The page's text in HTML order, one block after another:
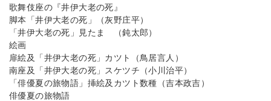
歌舞伎座の『井伊大老の死』
脚本「井伊大老の死」（灰野庄平）
「井伊大老の死」見たまゝ（鈍太郎）
絵画
扉絵及「井伊大老の死」カツト（鳥居言人）
南座及「井伊大老の死」スケツチ（小川治平）
「俳優夏の旅物語」挿絵及カツト数種（吉本政吉）
俳優夏の旅物語